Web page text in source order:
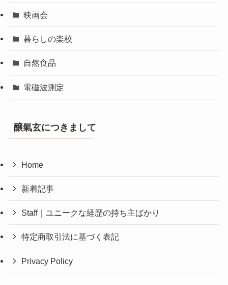
映画会
暮らしの楽校
自然食品
電磁波測定
醸氣玄につきまして
Home
新着記事
Staff｜ユニークな経歴の持ち主ばかり
特定商取引法に基づく表記
Privacy Policy